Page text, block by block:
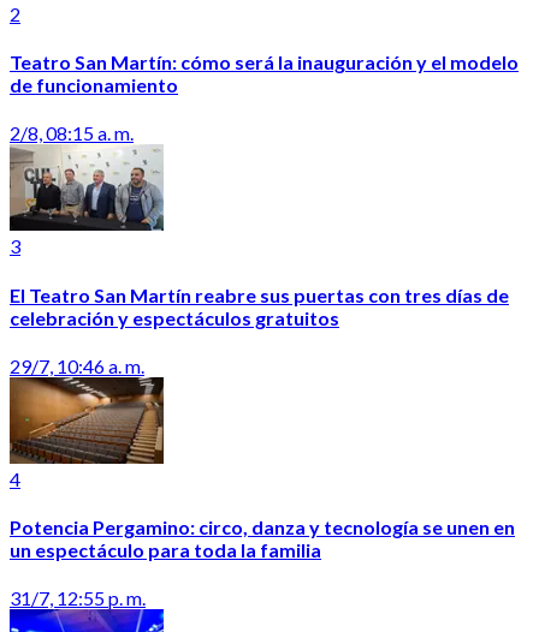
2
Teatro San Martín: cómo será la inauguración y el modelo
de funcionamiento
2/8, 08:15 a. m.
3
El Teatro San Martín reabre sus puertas con tres días de
celebración y espectáculos gratuitos
29/7, 10:46 a. m.
4
Potencia Pergamino: circo, danza y tecnología se unen en
un espectáculo para toda la familia
31/7, 12:55 p. m.